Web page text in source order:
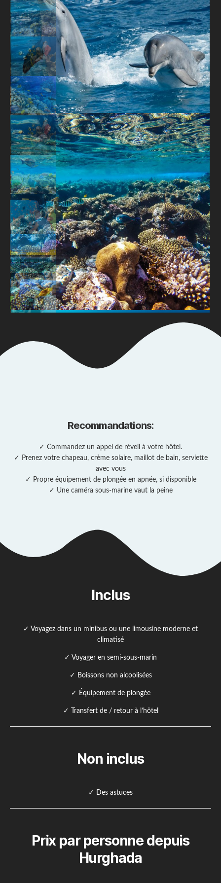
Recommandations:
✓ Commandez un appel de réveil à votre hôtel.
✓ Prenez votre chapeau, crème solaire, maillot de bain, serviette
avec vous
✓ Propre équipement de plongée en apnée, si disponible
✓ Une caméra sous-marine vaut la peine
Inclus
✓ Voyagez dans un minibus ou une limousine moderne et
climatisé
✓ Voyager en semi-sous-marin
✓ Boissons non alcoolisées
✓ Équipement de plongée
✓ Transfert de / retour à l’hôtel
Non inclus
✓ Des astuces
Prix par personne depuis
Hurghada